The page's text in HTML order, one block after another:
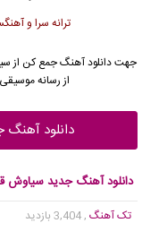
ترانه سرا و
جهت دانلود آهنگ جمع کن از
از رسانه
دانلود
دانلود آهنگ جدید سیاوش
تک آهنگ , 3,404 بازدید